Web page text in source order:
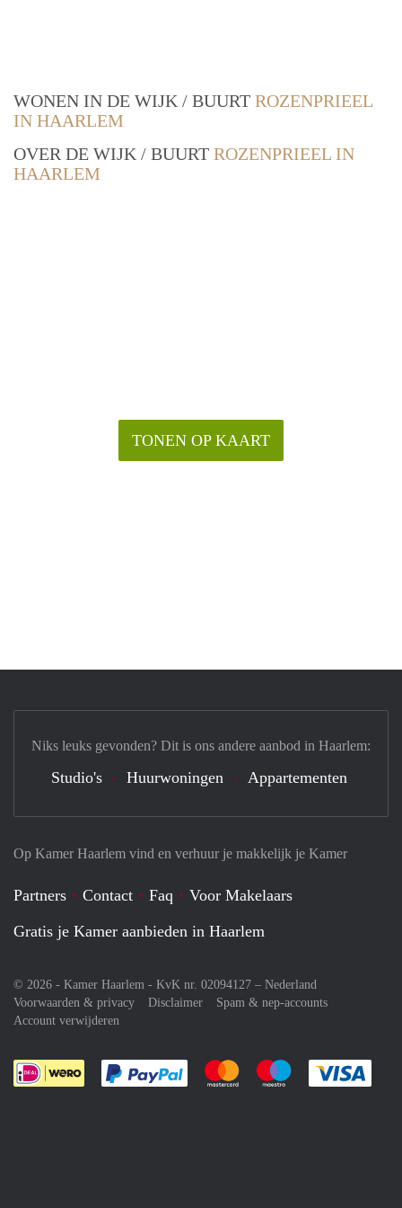
WONEN IN DE WIJK / BUURT ROZENPRIEEL
IN HAARLEM
OVER DE WIJK / BUURT ROZENPRIEEL IN
HAARLEM
TONEN OP KAART
Op Kamer Haarlem vind en verhuur je makkelijk je Kamer
Partners Contact Faq
Voor Makelaars
Gratis je Kamer aanbieden in Haarlem
© 2026 - Kamer Haarlem - KvK nr. 02094127 – Nederland
Voorwaarden & privacy
Disclaimer
Spam & nep-accounts
Account verwijderen
Je rekent gemakkelijk af met Paypal
Je rekent gemakkelijk af met
Je rekent
Niks leuks gevonden? Dit is ons andere aanbod in Haarlem:
Studio's Huurwoningen Appartementen